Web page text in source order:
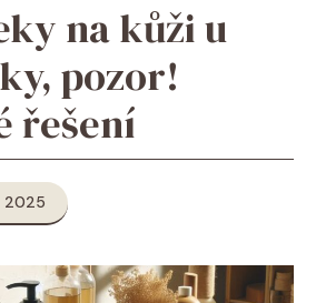
na kůži u
pozor!
řešení
2025